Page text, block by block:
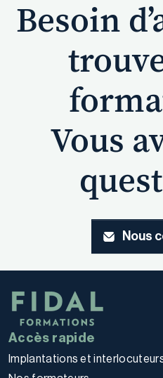
Besoin
Vous
Nous
Accès rapide
Implantations et